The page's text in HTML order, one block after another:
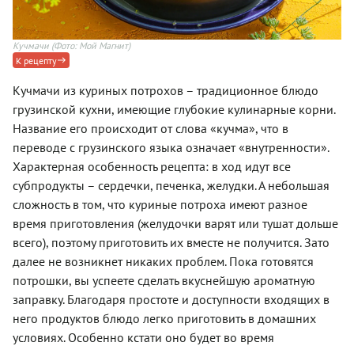
Кучмачи (Фото: Мой Магнит)
К рецепту
Кучмачи из куриных потрохов – традиционное блюдо
грузинской кухни, имеющие глубокие кулинарные корни.
Название его происходит от слова «кучма», что в
переводе с грузинского языка означает «внутренности».
Характерная особенность рецепта: в ход идут все
субпродукты – сердечки, печенка, желудки. А небольшая
сложность в том, что куриные потроха имеют разное
время приготовления (желудочки варят или тушат дольше
всего), поэтому приготовить их вместе не получится. Зато
далее не возникнет никаких проблем. Пока готовятся
потрошки, вы успеете сделать вкуснейшую ароматную
заправку. Благодаря простоте и доступности входящих в
него продуктов блюдо легко приготовить в домашних
условиях. Особенно кстати оно будет во время